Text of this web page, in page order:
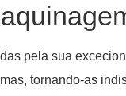
pela sua
tornando-as